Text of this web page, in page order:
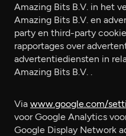
Amazing Bits B.V. in het
Amazing Bits B.V. en
party en third-party
rapportages over
advertentiediensten in
Amazing Bits B.V. .
Via www.google.com/
voor Google Analytics
Google Display Network